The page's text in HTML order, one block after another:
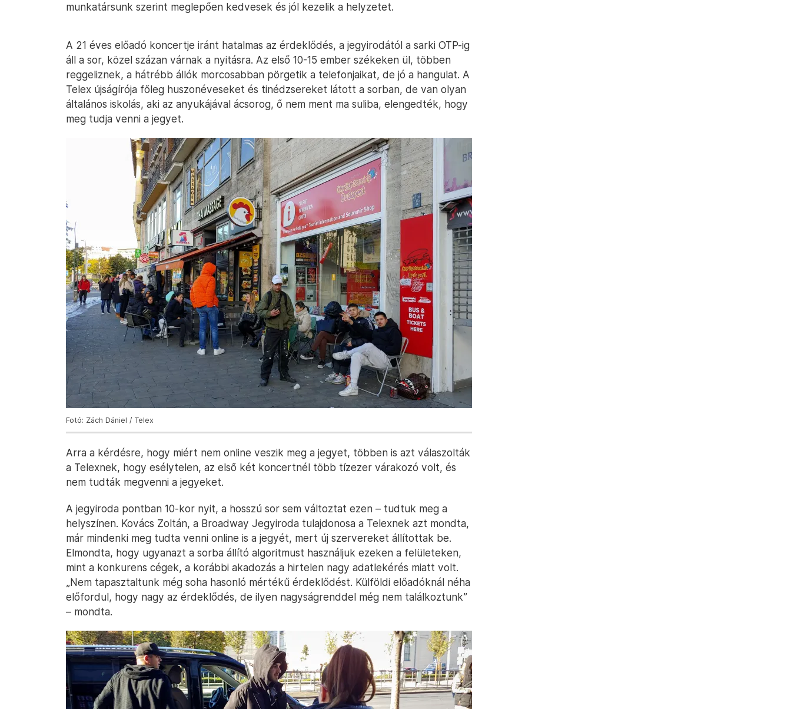
munkatársunk szerint meglepően kedvesek és jól kezelik a helyzetet.
A 21 éves előadó koncertje iránt hatalmas az érdeklődés, a jegyirodától a sarki OTP-ig
áll a sor, közel százan várnak a nyitásra. Az első 10-15 ember székeken ül, többen
reggeliznek, a hátrébb állók morcosabban pörgetik a telefonjaikat, de jó a hangulat. A
Telex újságírója főleg huszonéveseket és tinédzsereket látott a sorban, de van olyan
általános iskolás, aki az anyukájával ácsorog, ő nem ment ma suliba, elengedték, hogy
meg tudja venni a jegyet.
Fotó: Zách Dániel / Telex
Arra a kérdésre, hogy miért nem online veszik meg a jegyet, többen is azt válaszolták
a Telexnek, hogy esélytelen, az első két koncertnél több tízezer várakozó volt, és
nem tudták megvenni a jegyeket.
A jegyiroda pontban 10-kor nyit, a hosszú sor sem változtat ezen – tudtuk meg a
helyszínen. Kovács Zoltán, a Broadway Jegyiroda tulajdonosa a Telexnek azt mondta,
már mindenki meg tudta venni online is a jegyét, mert új szervereket állítottak be.
Elmondta, hogy ugyanazt a sorba állító algoritmust használjuk ezeken a felületeken,
mint a konkurens cégek, a korábbi akadozás a hirtelen nagy adatlekérés miatt volt.
„Nem tapasztaltunk még soha hasonló mértékű érdeklődést. Külföldi előadóknál néha
előfordul, hogy nagy az érdeklődés, de ilyen nagyságrenddel még nem találkoztunk”
– mondta.